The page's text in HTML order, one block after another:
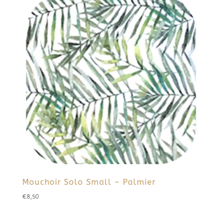
Mouchoir Solo Small – Palmier
€8,50